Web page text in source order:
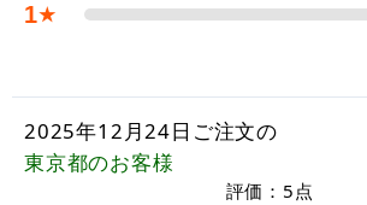
1★
2025年12月24日ご注文の
東京都のお客様
評価：5点